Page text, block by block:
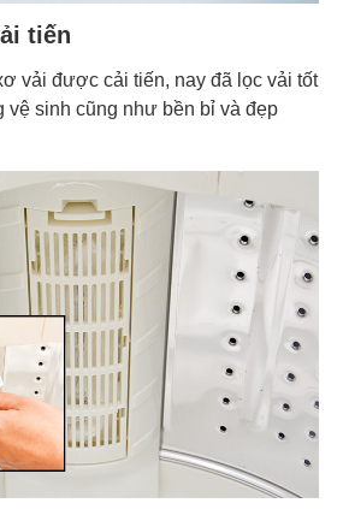
tiến
vải được cải tiến, nay đã lọc vải tốt
vệ sinh cũng như bền bỉ và đẹp